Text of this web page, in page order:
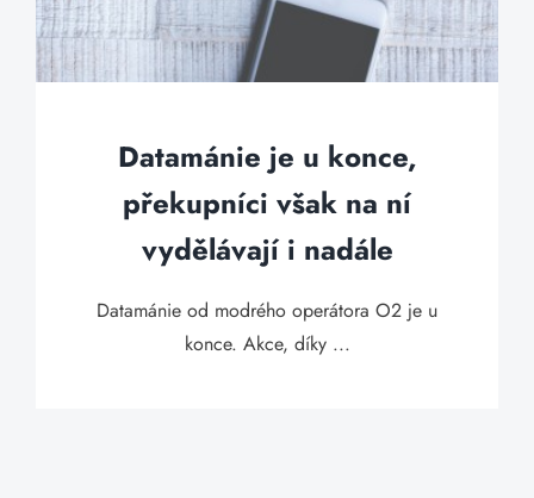
Datamánie je u konce,
překupníci však na ní
vydělávají i nadále
Datamánie od modrého operátora O2 je u
konce. Akce, díky ...